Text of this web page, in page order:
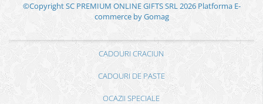
©Copyright SC PREMIUM ONLINE GIFTS SRL 2026 Platforma E-
commerce by Gomag
CADOURI CRACIUN
CADOURI DE PASTE
OCAZII SPECIALE